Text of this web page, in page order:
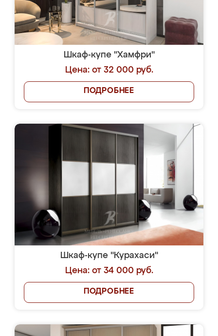
Шкаф-купе "Хамфри"
Цена: от 32 000 руб.
ПОДРОБНЕЕ
Шкаф-купе "Курахаси"
Цена: от 34 000 руб.
ПОДРОБНЕЕ